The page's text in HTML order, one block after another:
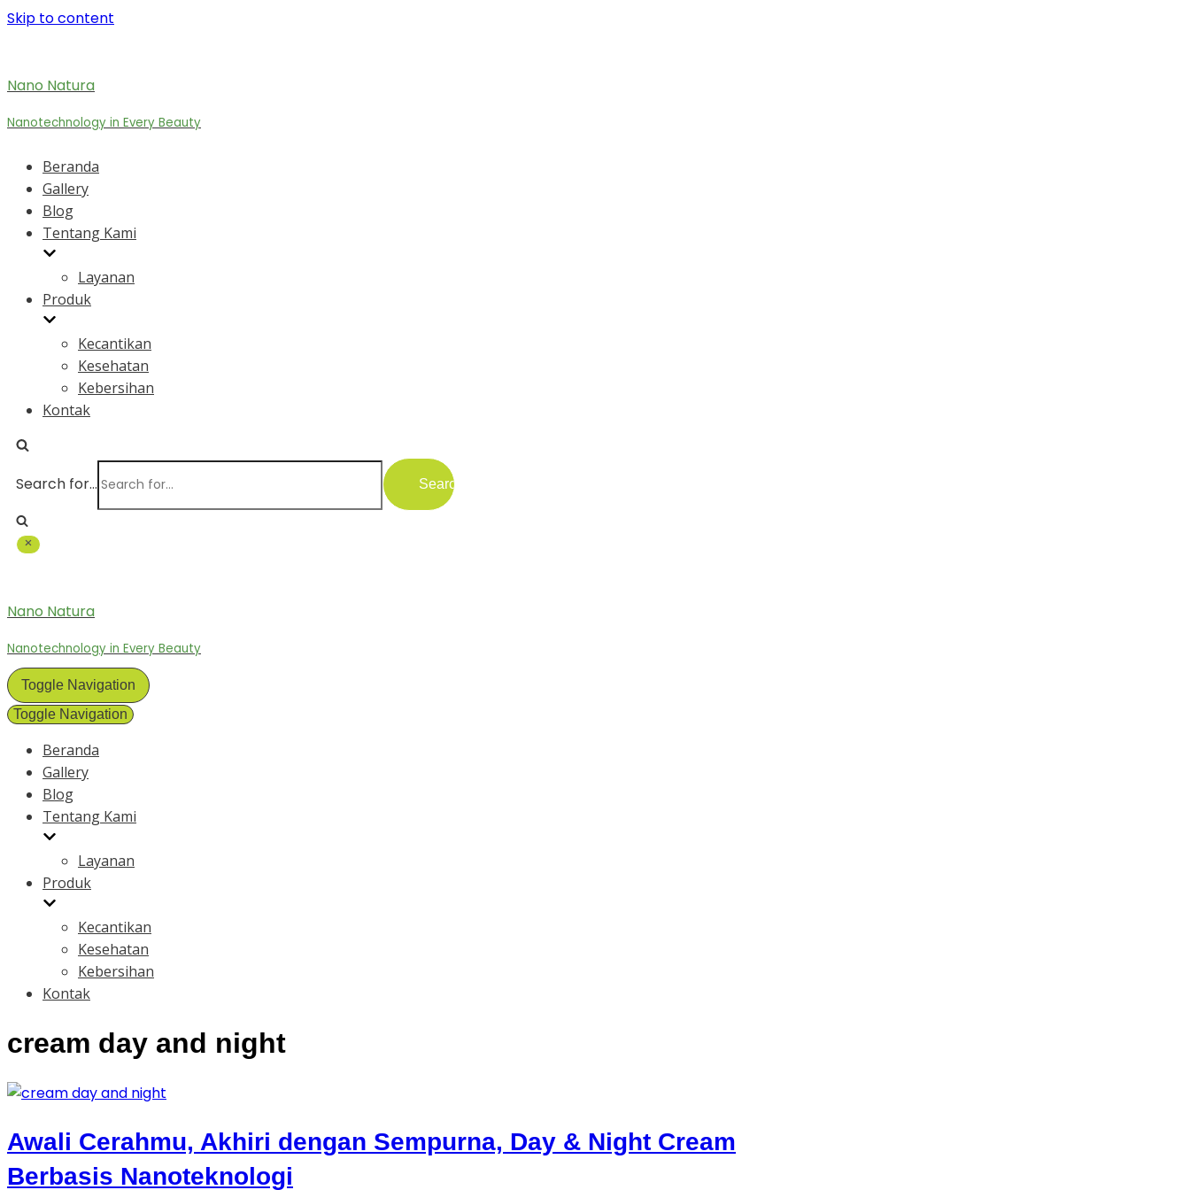
Skip to content
Nano Natura
Nanotechnology in Every Beauty
Beranda
Gallery
Blog
Tentang Kami
Layanan
Produk
Kecantikan
Kesehatan
Kebersihan
Kontak
Search for...
Nano Natura
Nanotechnology in Every Beauty
Toggle Navigation
Toggle Navigation
Beranda
Gallery
Blog
Tentang Kami
Layanan
Produk
Kecantikan
Kesehatan
Kebersihan
Kontak
cream day and night
Awali Cerahmu, Akhiri dengan Sempurna, Day & Night Cream
Berbasis Nanoteknologi